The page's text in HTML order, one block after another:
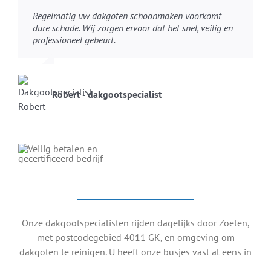
Regelmatig uw dakgoten schoonmaken voorkomt
dure schade. Wij zorgen ervoor dat het snel, veilig en
professioneel gebeurt.
Robert - dakgootspecialist
Onze dakgootspecialisten rijden dagelijks door Zoelen,
met postcodegebied 4011 GK, en omgeving om
dakgoten te reinigen. U heeft onze busjes vast al eens in